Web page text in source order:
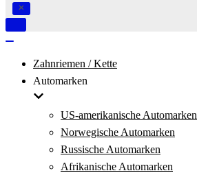
Navigation
Zahnriemen / Kette
Automarken
US-amerikanische Automarken
Norwegische Automarken
Russische Automarken
Afrikanische Automarken